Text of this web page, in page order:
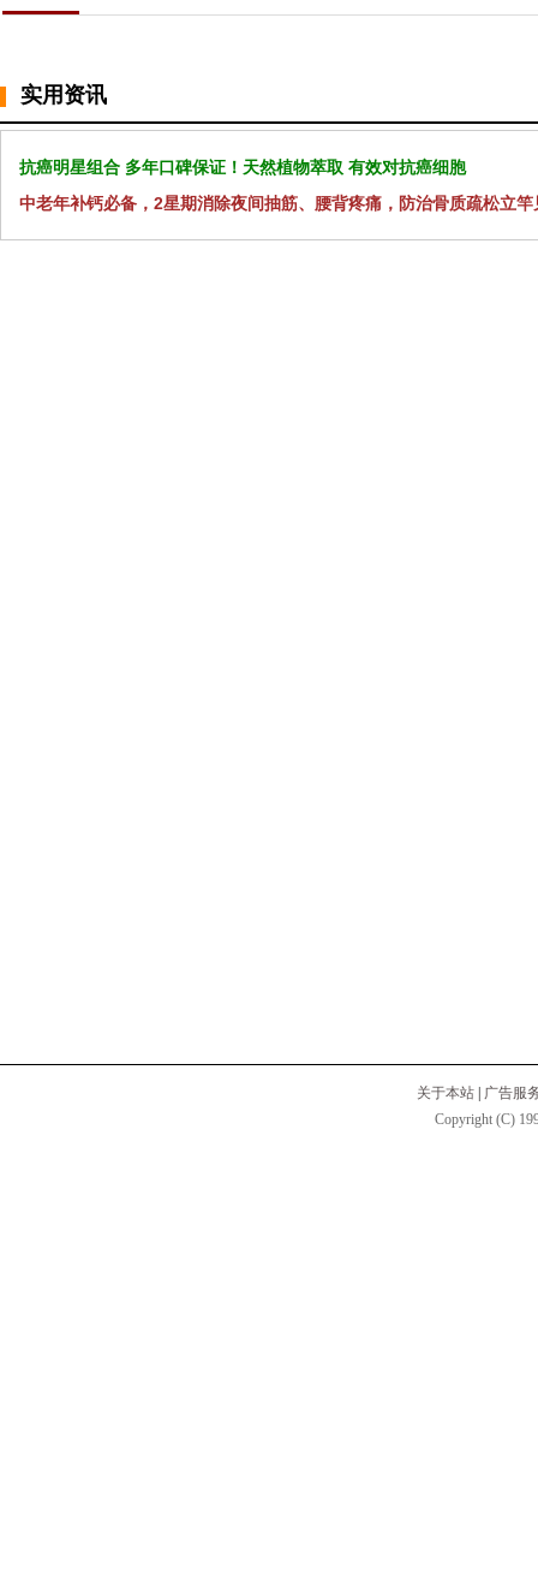
实用资讯
抗癌明星组合 多年口碑保证！天然植物萃取 有效对抗癌细胞
中老年补钙必备，2星期消除夜间抽筋、腰背疼痛，防治骨质疏松立竿
关于本站
广告服
Copyright (C)